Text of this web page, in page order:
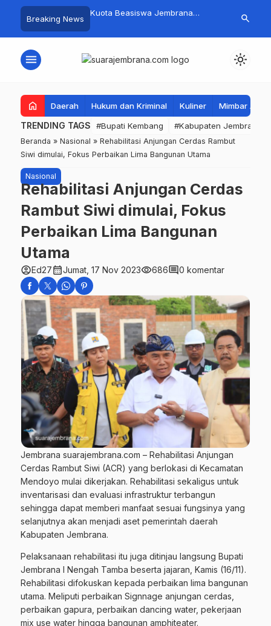
Breaking News
Kembang Beri
Warga Sri
Kuota Beasiswa Jembrana
Siapkan Upaya Penambahan di
Fantastis!
Jembrana
search
menu light_mode
home Daerah Hukum dan Kriminal Kuliner Mimbar
TRENDING TAGS #Bupati Kembang #Kabupaten Jembrana
Beranda » Nasional » Rehabilitasi Anjungan Cerdas Rambut
Siwi dimulai, Fokus Perbaikan Lima Bangunan Utama
Nasional
Rehabilitasi Anjungan Cerdas
Rambut Siwi dimulai, Fokus
Perbaikan Lima Bangunan
Utama
account_circleEd27calendar_monthJumat, 17 Nov 2023visibility686comment0 komentar
Jembrana suarajembrana.com – Rehabilitasi Anjungan
Cerdas Rambut Siwi (ACR) yang berlokasi di Kecamatan
Mendoyo mulai dikerjakan. Rehabilitasi sekaligus untuk
inventarisasi dan evaluasi infrastruktur terbangun
sehingga dapat memberi manfaat sesuai fungsinya yang
selanjutnya akan menjadi aset pemerintah daerah
Kabupaten Jembrana.
Pelaksanaan rehabilitasi itu juga ditinjau langsung Bupati
Jembrana I Nengah Tamba beserta jajaran, Kamis (16/11).
Rehabilitasi difokuskan kepada perbaikan lima bangunan
utama. Meliputi perbaikan Signnage anjungan cerdas,
perbaikan gapura, perbaikan dancing water, pekerjaan
mix use water hingga bangunan amphiteater.